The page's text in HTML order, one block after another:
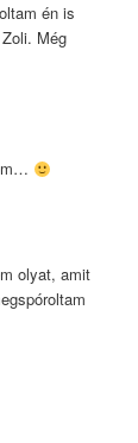
én is
Még
olyat, amit